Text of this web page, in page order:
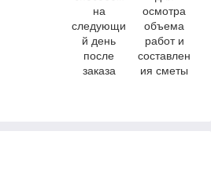
на
следующи
й день
после
заказа
осмотра
объема
работ и
составлен
ия сметы